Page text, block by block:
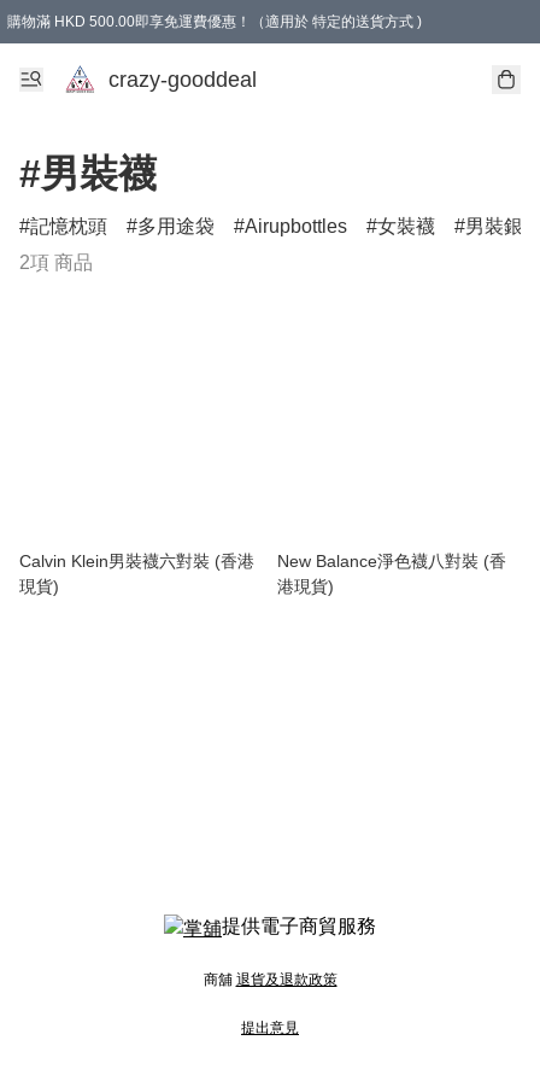
購物滿 HKD 500.00即享免運費優惠！（適用於 特定的送貨方式 )
成為會員可享免費禮品
crazy-gooddeal
#男裝襪
記憶枕頭 多用途袋 Airupbottles 女裝襪
男裝銀
2項 商品
Calvin Klein男裝襪六對裝 (香港
現貨)
New Balance淨色襪八對裝 (香
港現貨)
提供電子商貿服務
商舖 退貨及退款政策
提出意見